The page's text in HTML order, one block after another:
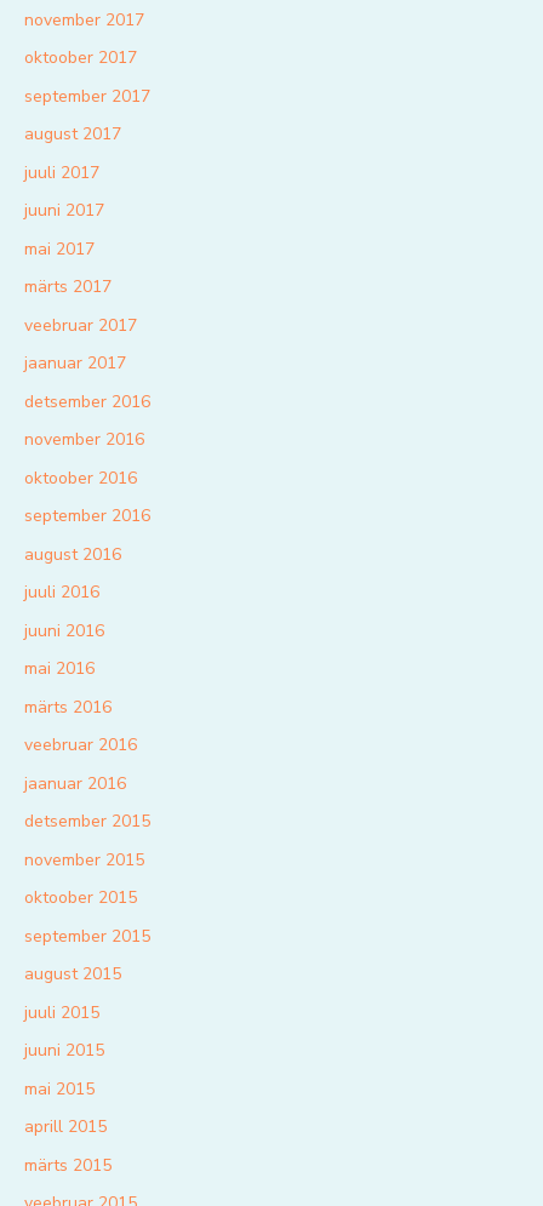
november 2017
oktoober 2017
september 2017
august 2017
juuli 2017
juuni 2017
mai 2017
märts 2017
veebruar 2017
jaanuar 2017
detsember 2016
november 2016
oktoober 2016
september 2016
august 2016
juuli 2016
juuni 2016
mai 2016
märts 2016
veebruar 2016
jaanuar 2016
detsember 2015
november 2015
oktoober 2015
september 2015
august 2015
juuli 2015
juuni 2015
mai 2015
aprill 2015
märts 2015